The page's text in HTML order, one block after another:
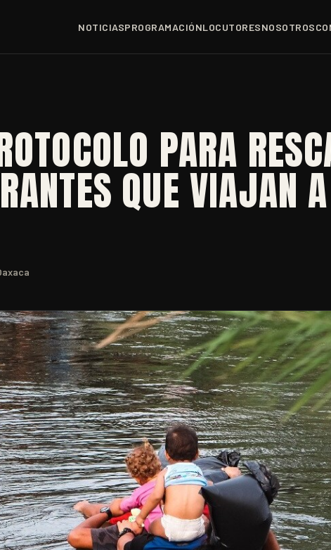
NOTICIASPROGRAMACIÓNLOCUTORESNOSOTROS
PARA
QUE VIAJAN